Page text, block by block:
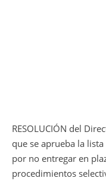
RESOLUCIÓN del
que se aprueba la
por no entregar en
procedimientos